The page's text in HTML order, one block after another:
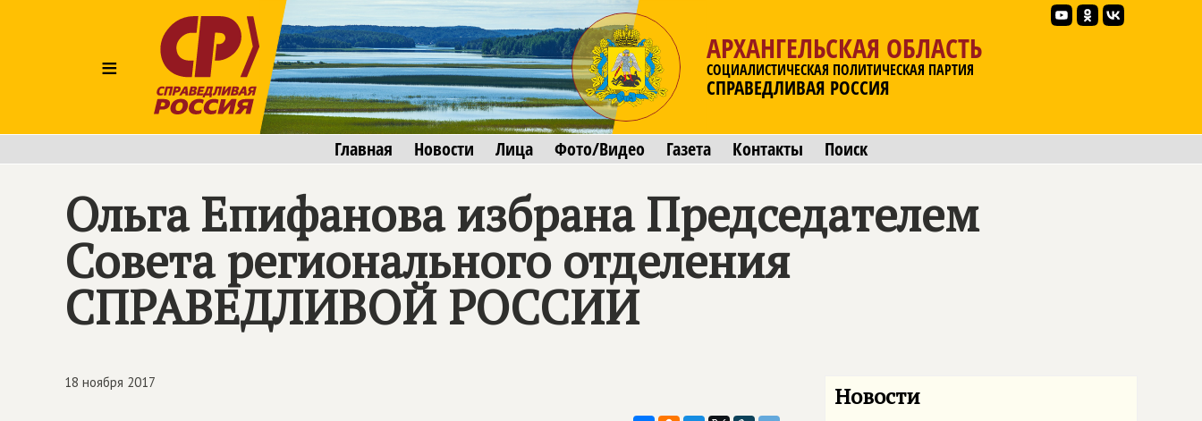
≡
АРХАНГЕЛЬСКАЯ ОБЛАСТЬ
СОЦИАЛИСТИЧЕСКАЯ ПОЛИТИЧЕСКАЯ ПАРТИЯ
СПРАВЕДЛИВАЯ РОССИЯ
Главная Новости Лица Фото/Видео Газета Контакты Поиск
Ольга Епифанова избрана Председателем
Совета регионального отделения
СПРАВЕДЛИВОЙ РОССИИ
18 ноября 2017 Новости